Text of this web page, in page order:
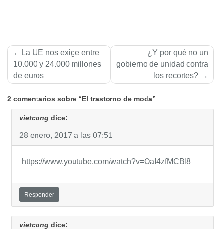
Navegación
de
entradas
La UE nos exige entre
10.000 y 24.000 millones
de euros
¿Y por qué no un
gobierno de unidad contra
los recortes?
2 comentarios sobre “El trastorno de moda”
vietcong dice:
28 enero, 2017 a las 07:51
https://www.youtube.com/watch?v=OaI4zfMCBl8
Responder
vietcong dice: